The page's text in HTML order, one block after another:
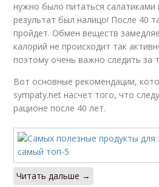
нужно было питаться салатиками
результат был налицо! После 40
пройдет. Обмен веществ
калорий не происходит так
поэтому очень важно следить за
Вот основные рекомендации,
sympaty.net насчет того, что
рационе после 40 лет.
Читать дальше →